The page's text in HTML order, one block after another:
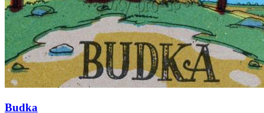
Budka